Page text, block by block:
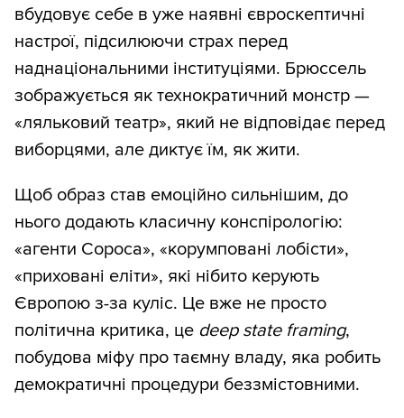
вбудовує себе в уже наявні євроскептичні
настрої, підсилюючи страх перед
наднаціональними інституціями. Брюссель
зображується як технократичний монстр —
«ляльковий театр», який не відповідає перед
виборцями, але диктує їм, як жити.
Щоб образ став емоційно сильнішим, до
нього додають класичну конспірологію:
«агенти Сороса», «корумповані лобісти»,
«приховані еліти», які нібито керують
Європою з-за куліс. Це вже не просто
політична критика, це deep state framing,
побудова міфу про таємну владу, яка робить
демократичні процедури беззмістовними.